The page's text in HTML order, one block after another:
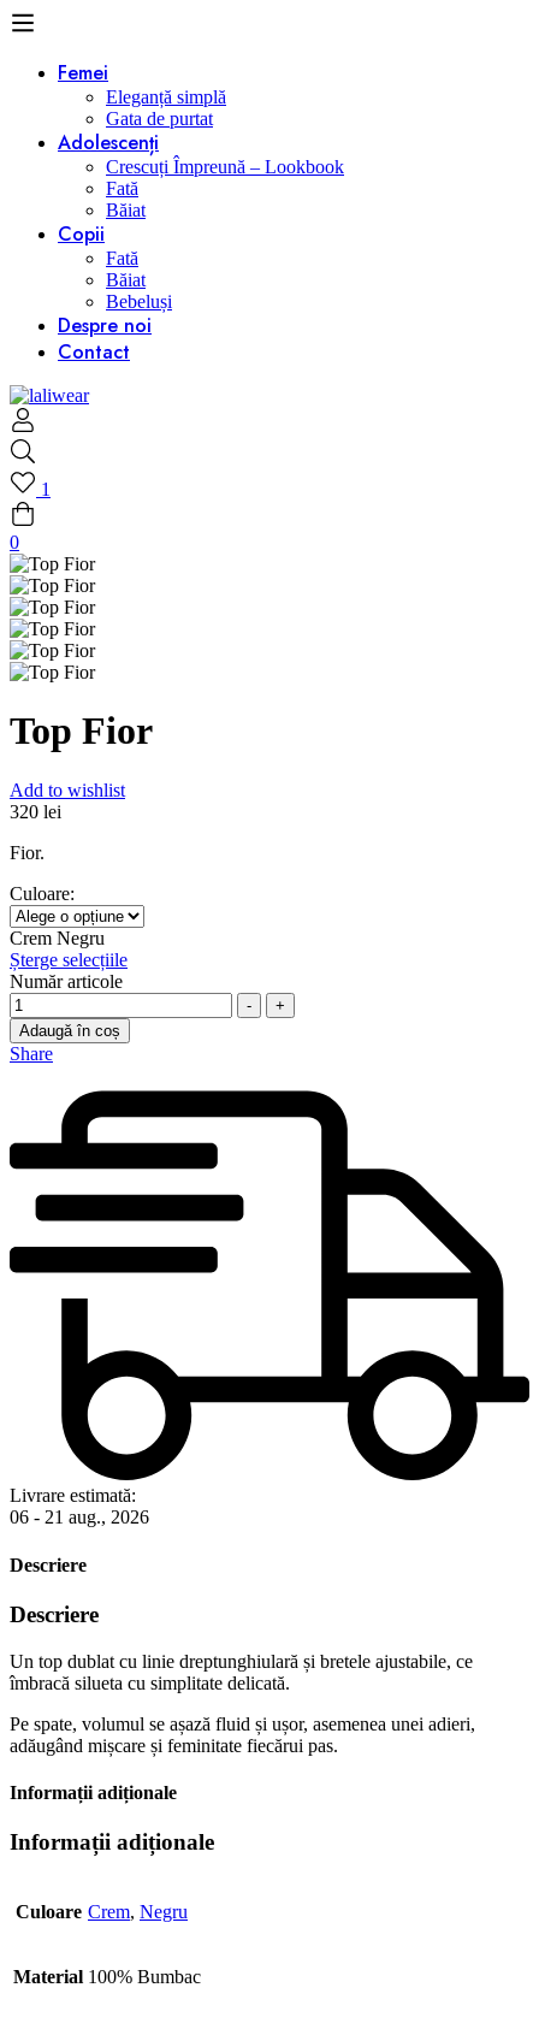
Femei
Eleganță simplă
Gata de purtat
Adolescenți
Crescuți Împreună – Lookbook
Fată
Băiat
Copii
Fată
Băiat
Bebeluși
Despre noi
Contact
1
0
Top Fior
Add to wishlist
320 lei
Fior.
Culoare:
Crem Negru
Șterge selecțiile
Număr articole
-
+
Adaugă în coș
Share
Livrare estimată:
06 - 21 aug., 2026
Descriere
Descriere
Un top dublat cu linie dreptunghiulară și bretele ajustabile, ce
îmbracă silueta cu simplitate delicată.
Pe spate, volumul se așază fluid și ușor, asemenea unei adieri,
adăugând mișcare și feminitate fiecărui pas.
Informații adiționale
Informații adiționale
Culoare Crem, Negru
Material 100% Bumbac